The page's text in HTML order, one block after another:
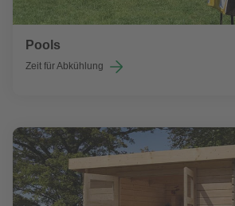
Pools
Zeit für Abkühlung